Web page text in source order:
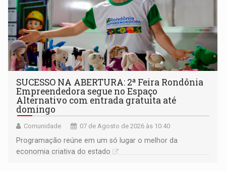
SUCESSO NA ABERTURA: 2ª Feira Rondônia
Empreendedora segue no Espaço
Alternativo com entrada gratuita até
domingo
Comunidade 07 de Agosto de 2026 às 10:40
Programação reúne em um só lugar o melhor da
economia criativa do estado